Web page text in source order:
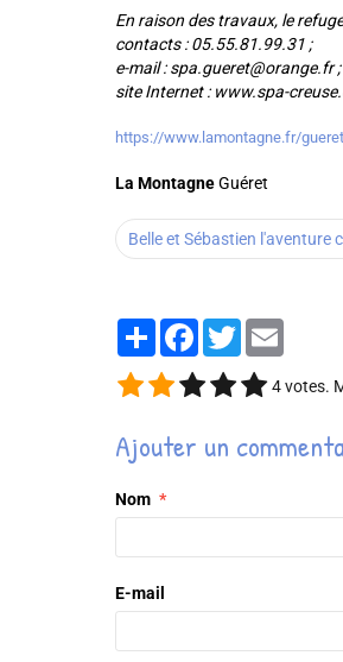
En raison des travaux, le
contacts : 05.55.81.99.31 ;
e-mail : spa.gueret@orange.fr ;
site Internet : www.spa-
https://www.lamontagne.fr/
La MontagneGuéret
Belle et Sébastien l'aventure
PartagerFacebook
Twitter
4votes.
Ajouter un
Nom
E-mail